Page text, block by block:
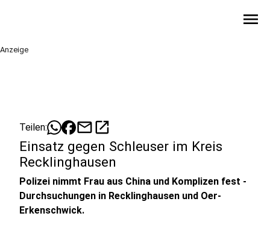
menu
Anzeige
Teilen: mailopen_in_new
Einsatz gegen Schleuser im Kreis
Recklinghausen
Polizei nimmt Frau aus China und Komplizen fest -
Durchsuchungen in Recklinghausen und Oer-
Erkenschwick.